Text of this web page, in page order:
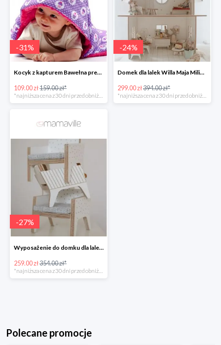
-31%
Kocyk z kapturem Bawełna premium MI BEBE -31%
109.00 zł159.00 zł*
*najniższa cena z 30 dni przed obniżką
-24%
Domek dla lalek Willa Maja Milin -24%
299.00 zł394.00 zł*
*najniższa cena z 30 dni przed obniżką
-27%
Wyposażenie do domku dla lalek Milin -26%
259.00 zł354.00 zł*
Polecane promocje